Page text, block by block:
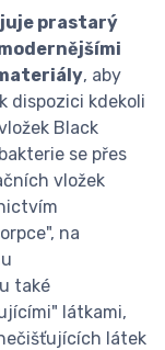
prastarý
, aby
dispozici kdekoli
Black
se přes
vložek
na
také
látkami,
látek